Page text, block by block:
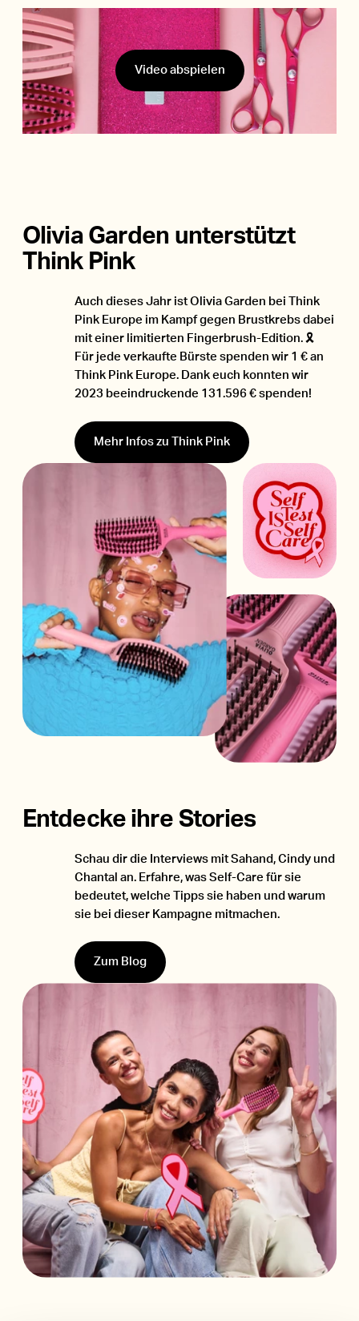
Scheren
Barberline
Video abspielen
00:00 00:57
Olivia Garden unterstützt
Think Pink
Auch dieses Jahr ist Olivia Garden bei Think
Pink Europe im Kampf gegen Brustkrebs dabei
mit einer limitierten Fingerbrush-Edition. 🎗
Für jede verkaufte Bürste spenden wir 1 € an
Think Pink Europe. Dank euch konnten wir
2023 beeindruckende 131.596 € spenden!
Mehr Infos zu Think Pink
Entdecke ihre Stories
Schau dir die Interviews mit Sahand, Cindy und
Chantal an. Erfahre, was Self-Care für sie
bedeutet, welche Tipps sie haben und warum
sie bei dieser Kampagne mitmachen.
Zum Blog